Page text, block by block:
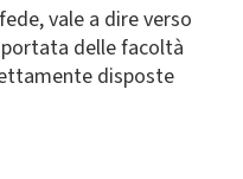
vale a dire verso
delle facoltà
disposte